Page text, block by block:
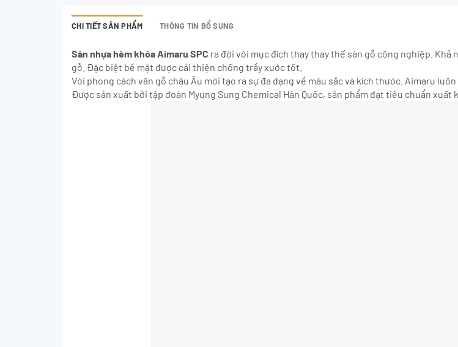
CHI TIẾT SẢN PHẨM THÔNG TIN BỔ SUNG
Sàn nhựa hèm khóa Aimaru SPC ra đời với mục đích thay thay thế sàn gỗ công nghiệp.
gỗ. Đặc biệt bề mặt được cải thiện chống trầy xước tốt.
Với phong cách vân gỗ châu Âu mới tạo ra sự đa dạng về màu sắc và kích thước. Aimaru
Được sản xuất bởi tập đoàn Myung Sung Chemical Hàn Quốc, sản phẩm đạt tiêu chuẩn xuất